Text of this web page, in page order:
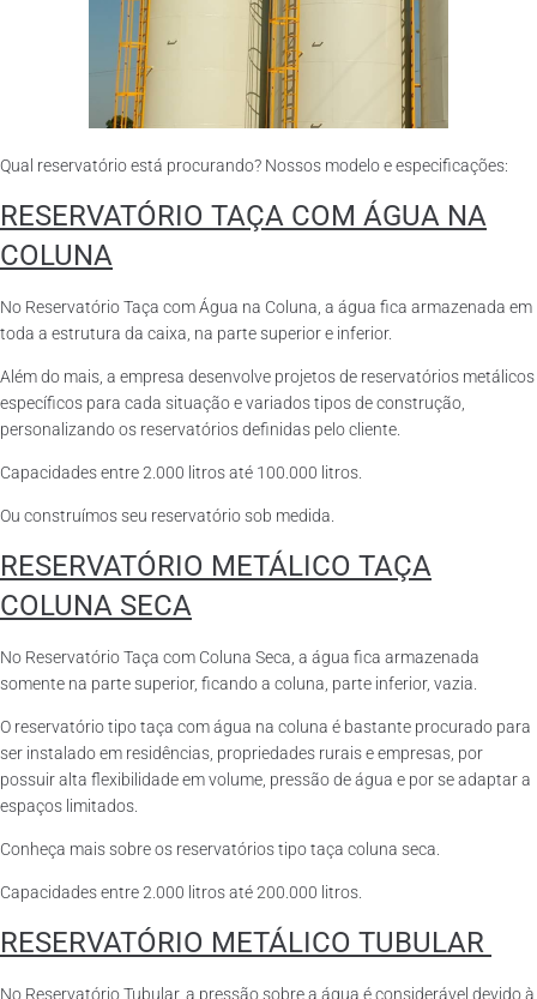
Qual reservatório está procurando? Nossos modelo e especificações:
RESERVATÓRIO TAÇA COM ÁGUA NA
COLUNA
No Reservatório Taça com Água na Coluna, a água fica armazenada em
toda a estrutura da caixa, na parte superior e inferior.
Além do mais, a empresa desenvolve projetos de reservatórios metálicos
específicos para cada situação e variados tipos de construção,
personalizando os reservatórios definidas pelo cliente.
Capacidades entre 2.000 litros até 100.000 litros.
Ou construímos seu reservatório sob medida.
RESERVATÓRIO METÁLICO TAÇA
COLUNA SECA
No Reservatório Taça com Coluna Seca, a água fica armazenada
somente na parte superior, ficando a coluna, parte inferior, vazia.
O reservatório tipo taça com água na coluna é bastante procurado para
ser instalado em residências, propriedades rurais e empresas, por
possuir alta flexibilidade em volume, pressão de água e por se adaptar a
espaços limitados.
Conheça mais sobre os reservatórios tipo taça coluna seca.
Capacidades entre 2.000 litros até 200.000 litros.
RESERVATÓRIO METÁLICO TUBULAR
No Reservatório Tubular, a pressão sobre a água é considerável devido à